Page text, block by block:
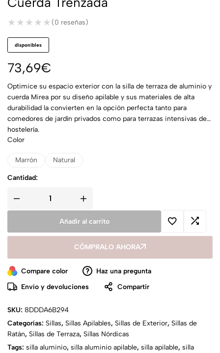
★★★★★
★★★★★ (0 reseñas)
disponibles
73,69€
Optimice su espacio exterior con la silla de terraza de aluminio y
cuerda Mirea por su diseño apilable y sus materiales de alta
durabilidad la convierten en la opción perfecta tanto para
comedores de jardín privados como para terrazas intensivas de
hostelería.
Color
Marrón Natural
Cantidad:
Añadir al carrito
CÓMPRALO AHORA
Compare color
Haz una pregunta
Envío y devoluciones
Compartir
SKU: 8DDDA6B294
Categorías: Sillas, Sillas Apilables, Sillas de Exterior, Sillas de
Ratán, Sillas de Terraza, Sillas Nórdicas
Tags: silla aluminio, silla aluminio apilable, silla apilable, silla